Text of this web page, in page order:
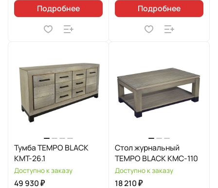
Подробнее
Подробнее
Тумба TEMPO BLACK
КМТ-26.1
Доступно к заказу
49 930 ₽
Стол журнальный
TEMPO BLACK КМС-110
Доступно к заказу
18 210 ₽